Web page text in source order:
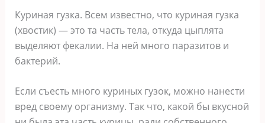
Куриная гузка. Всем известно, что куриная гузка
(хвостик) — это та часть тела, откуда цыплята
выделяют фекалии. На ней много паразитов и
бактерий.
Если съесть много куриных гузок, можно нанести
вред своему организму. Так что, какой бы вкусной